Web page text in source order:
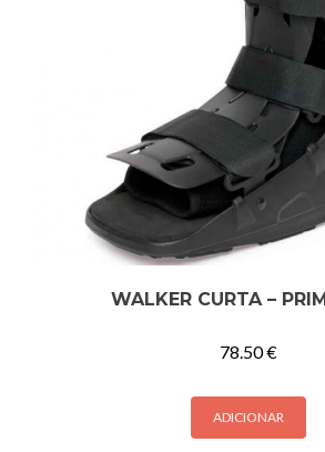
WALKER CURTA –
78.50€
ADICIONAR